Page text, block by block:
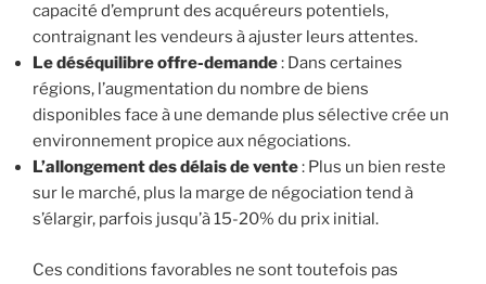
capacité d’emprunt des acquéreurs potentiels,
contraignant les vendeurs à ajuster leurs attentes.
Le déséquilibre offre-demande: Dans certaines
régions, l’augmentation du nombre de biens
disponibles face à une demande plus sélective crée un
environnement propice aux négociations.
L’allongement des délais de vente: Plus un bien reste
sur le marché, plus la marge de négociation tend à
s’élargir, parfois jusqu’à 15-20% du prix initial.
Ces conditions favorables ne sont toutefois pas